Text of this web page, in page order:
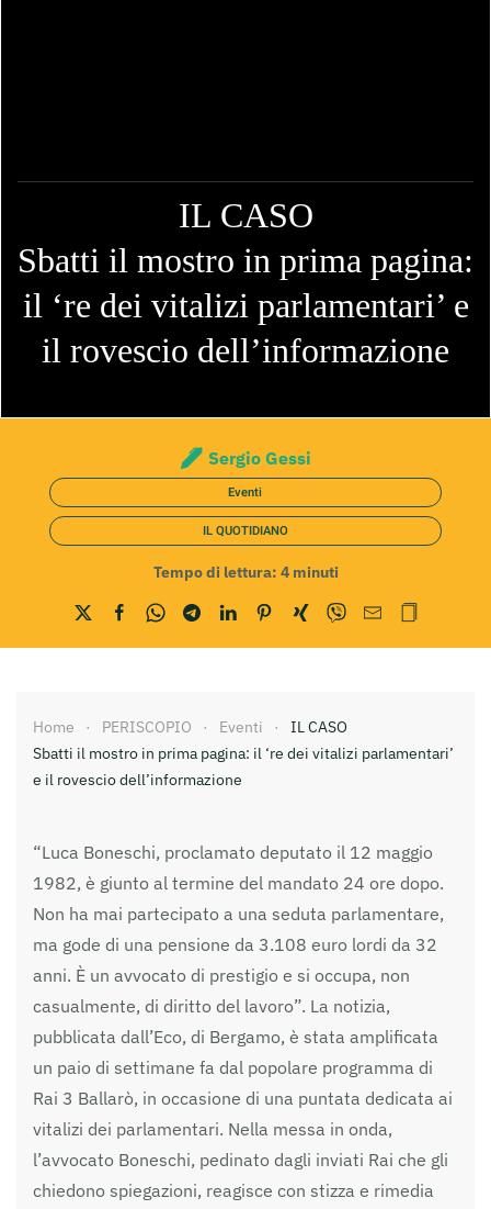
IL CASO
Sbatti il mostro in prima pagina:
il ‘re dei vitalizi parlamentari’ e
il rovescio dell’informazione
Sergio Gessi
Eventi
IL QUOTIDIANO
Tempo di lettura: 4 minuti
Home PERISCOPIO Eventi
IL CASO
Sbatti il mostro in prima pagina: il ‘re dei vitalizi parlamentari’
e il rovescio dell’informazione
“Luca Boneschi, proclamato deputato il 12 maggio
1982, è giunto al termine del mandato 24 ore dopo.
Non ha mai partecipato a una seduta parlamentare,
ma gode di una pensione da 3.108 euro lordi da 32
anni. È un avvocato di prestigio e si occupa, non
casualmente, di diritto del lavoro”. La notizia,
pubblicata dall’Eco, di Bergamo, è stata amplificata
un paio di settimane fa dal popolare programma di
Rai 3 Ballarò, in occasione di una puntata dedicata ai
vitalizi dei parlamentari. Nella messa in onda,
l’avvocato Boneschi, pedinato dagli inviati Rai che gli
chiedono spiegazioni, reagisce con stizza e rimedia